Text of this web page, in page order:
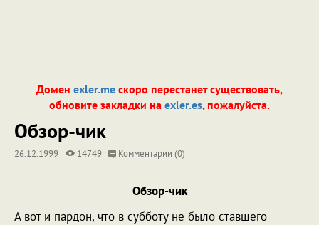
Домен exler.me скоро перестанет существовать,
обновите закладки на exler.es, пожалуйста.
Обзор-чик
26.12.1999 14749 Комментарии (0)
Обзор-чик
А вот и пардон, что в субботу не было ставшего